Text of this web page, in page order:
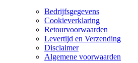
Bedrijfsgegevens
Cookieverklaring
Retourvoorwaarden
Levertijd en Verzending
Disclaimer
Algemene voorwaarden